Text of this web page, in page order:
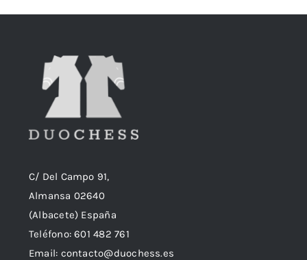
C/ Del Campo 91,
Almansa 02640
(Albacete) España
Teléfono:601 482 761
Email: contacto@duochess.es